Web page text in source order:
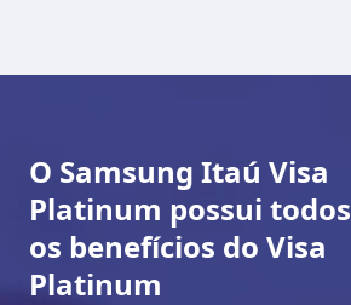
O Samsung Itaú Visa
Platinum possui todos
os benefícios do Visa
Platinum